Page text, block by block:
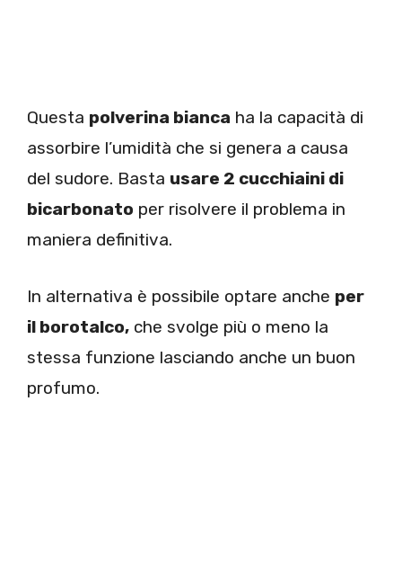
Questa polverina bianca ha la capacità di
assorbire l’umidità che si genera a causa
del sudore. Basta usare 2 cucchiaini di
bicarbonato per risolvere il problema in
maniera definitiva.
In alternativa è possibile optare anche per
il borotalco, che svolge più o meno la
stessa funzione lasciando anche un buon
profumo.